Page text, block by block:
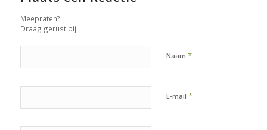
Meepraten?
Draag gerust bij!
Naam *
E-mail *